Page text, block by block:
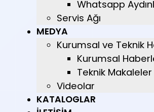
Whatsapp
Servis Ağı
MEDYA
Kurumsal ve Teknik
Kurumsal
Teknik Makaleler
Videolar
KATALOGLAR